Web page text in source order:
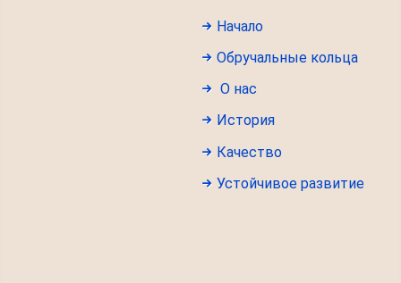
Начало
Обручальные кольца
О нас
История
Качество
Устойчивое развитие